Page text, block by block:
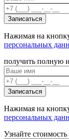
Нажимая на
персональных
получить полную
Нажимая на
персональных
Узнайте